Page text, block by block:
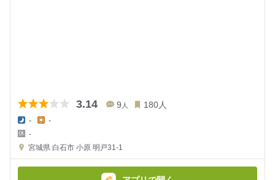
3.14 9 人 180人
夜
の
金
-
金
額
-
-
宮城県 白石市 小原 明戸31-1